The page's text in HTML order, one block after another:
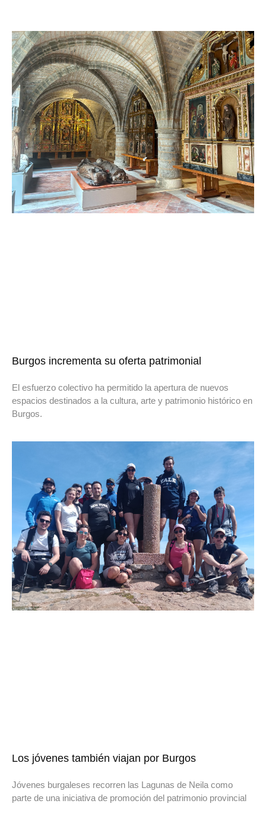
Burgos incrementa su oferta patrimonial
El esfuerzo colectivo ha permitido la apertura de nuevos
espacios destinados a la cultura, arte y patrimonio histórico en
Burgos.
Los jóvenes también viajan por Burgos
Jóvenes burgaleses recorren las Lagunas de Neila como
parte de una iniciativa de promoción del patrimonio provincial